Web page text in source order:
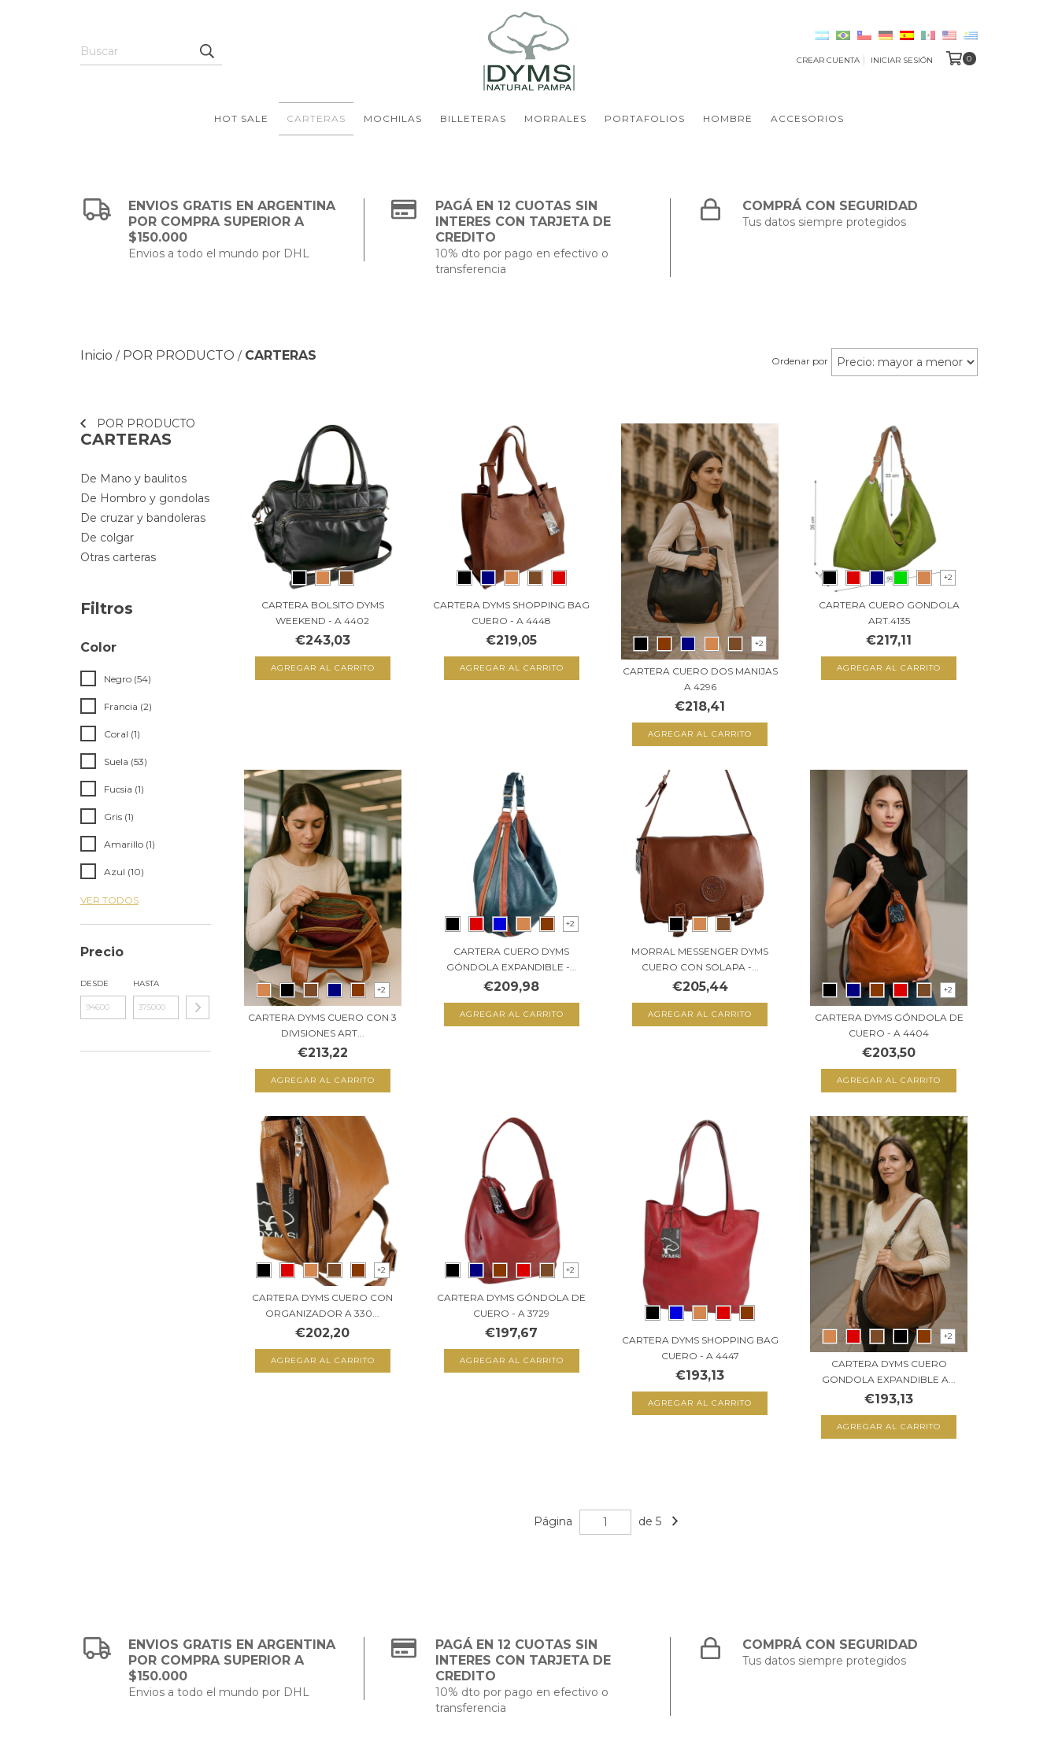
CREAR CUENTA INICIAR SESIÓN 0
HOT SALE CARTERAS MOCHILAS BILLETERAS MORRALES PORTAFOLIOS HOMBRE ACCESORIOS
ENVIOS GRATIS EN ARGENTINA
POR COMPRA SUPERIOR A
$150.000
Envios a todo el mundo por DHL
PAGÁ EN 12 CUOTAS SIN
INTERES CON TARJETA DE
CREDITO
10% dto por pago en efectivo o
transferencia
COMPRÁ CON SEGURIDAD
Tus datos siempre protegidos
Inicio / POR PRODUCTO / CARTERAS Ordenar por
POR PRODUCTO
CARTERAS
De Mano y baulitos
De Hombro y gondolas
De cruzar y bandoleras
De colgar
Otras carteras
Filtros
Color
Negro (54)
Francia (2)
Coral (1)
Suela (53)
Fucsia (1)
Gris (1)
Amarillo (1)
Azul (10)
VER TODOS
Precio
DESDE HASTA
CARTERA BOLSITO DYMS
WEEKEND - A 4402
€243,03
AGREGAR AL CARRITO
CARTERA DYMS SHOPPING BAG
CUERO - A 4448
€219,05
AGREGAR AL CARRITO
+2
CARTERA CUERO DOS MANIJAS
A 4296
€218,41
AGREGAR AL CARRITO
+2
CARTERA CUERO GONDOLA
ART.4135
€217,11
AGREGAR AL CARRITO
+2
CARTERA DYMS CUERO CON 3
DIVISIONES ART...
€213,22
AGREGAR AL CARRITO
+2
CARTERA CUERO DYMS
GÓNDOLA EXPANDIBLE -...
€209,98
AGREGAR AL CARRITO
MORRAL MESSENGER DYMS
CUERO CON SOLAPA -...
€205,44
AGREGAR AL CARRITO
+2
CARTERA DYMS GÓNDOLA DE
CUERO - A 4404
€203,50
AGREGAR AL CARRITO
+2
CARTERA DYMS CUERO CON
ORGANIZADOR A 330...
€202,20
AGREGAR AL CARRITO
+2
CARTERA DYMS GÓNDOLA DE
CUERO - A 3729
€197,67
AGREGAR AL CARRITO
CARTERA DYMS SHOPPING BAG
CUERO - A 4447
€193,13
AGREGAR AL CARRITO
+2
CARTERA DYMS CUERO
GONDOLA EXPANDIBLE A...
€193,13
AGREGAR AL CARRITO
Página de 5
ENVIOS GRATIS EN ARGENTINA
POR COMPRA SUPERIOR A
$150.000
Envios a todo el mundo por DHL
PAGÁ EN 12 CUOTAS SIN
INTERES CON TARJETA DE
CREDITO
10% dto por pago en efectivo o
transferencia
COMPRÁ CON SEGURIDAD
Tus datos siempre protegidos